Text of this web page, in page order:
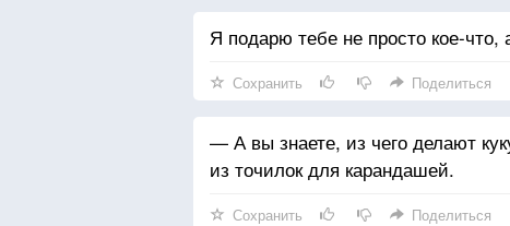
Я подарю тебе не просто кое-что,
Сохранить Поделиться
— А вы знаете, из чего делают
из точилок для карандашей.
Сохранить Поделиться